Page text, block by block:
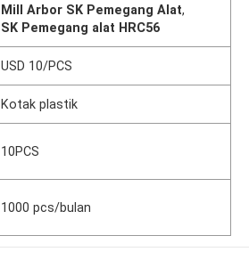
Mill Arbor SK Pemegang Alat,
SK Pemegang alat HRC56
USD 10/PCS
Kotak plastik
10PCS
1000 pcs/bulan